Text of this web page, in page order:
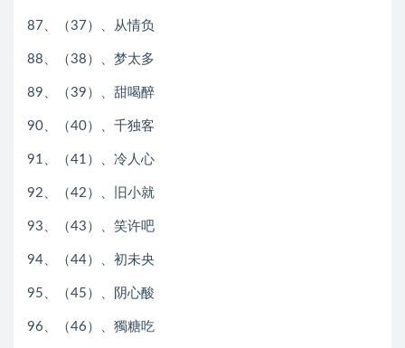
87、（37）、从情负
88、（38）、梦太多
89、（39）、甜喝醉
90、（40）、千独客
91、（41）、冷人心
92、（42）、旧小就
93、（43）、笑许吧
94、（44）、初未央
95、（45）、阴心酸
96、（46）、獨糖吃